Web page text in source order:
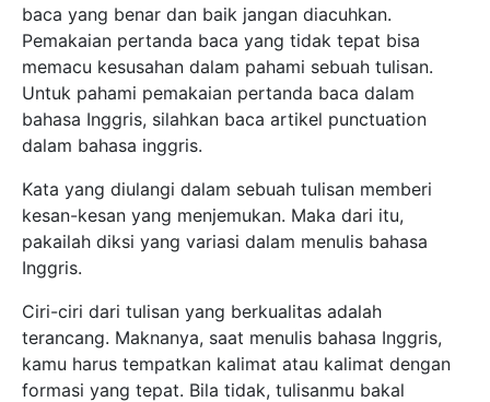
baca yang benar dan baik jangan diacuhkan.
Pemakaian pertanda baca yang tidak tepat bisa
memacu kesusahan dalam pahami sebuah tulisan.
Untuk pahami pemakaian pertanda baca dalam
bahasa Inggris, silahkan baca artikel punctuation
dalam bahasa inggris.
Kata yang diulangi dalam sebuah tulisan memberi
kesan-kesan yang menjemukan. Maka dari itu,
pakailah diksi yang variasi dalam menulis bahasa
Inggris.
Ciri-ciri dari tulisan yang berkualitas adalah
terancang. Maknanya, saat menulis bahasa Inggris,
kamu harus tempatkan kalimat atau kalimat dengan
formasi yang tepat. Bila tidak, tulisanmu bakal